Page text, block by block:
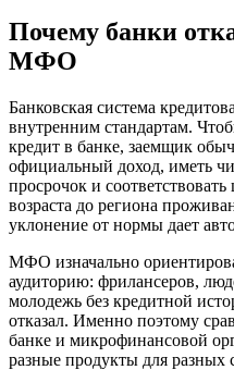
Почему банки
МФО
Банковская система
внутренним стандартам.
кредит в банке, заемщик
официальный доход, иметь
просрочок и
возраста до региона
уклонение от нормы дает
МФО изначально
аудиторию: фрилансеров,
молодежь без кредитной
отказал. Именно поэтому
банке и микрофинансовой
разные продукты для разных